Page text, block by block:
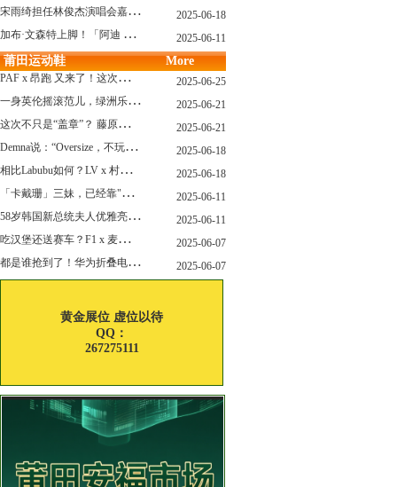
宋
雨绮担任林俊杰演唱会嘉宾上热搜，竟然穿了一双十几年前的adidas联名？ 2025-06-18
加
布·文森特上脚！「阿迪 x Fog」新联名又曝光了，确认发售！ 2025-06-11
莆田运动鞋 More
P
AF x 昂跑 又来了！这次的新鞋还有“机器人”？ 2025-06-25
一
身英伦摇滚范儿，绿洲乐队 x adidas 联名上线 2025-06-21
这
次不只是“盖章”？ 藤原浩改造匡威 “开口笑” 2025-06-21
D
emna说：“Oversize，不玩了”，Gucci的新变化，会从这里开始吗？ 2025-06-18
相
比Labubu如何？LV x 村上隆联名玩偶售价就要12万！ 2025-06-18
「
卡戴珊」三妹，已经靠"擦边"副业赚了6亿刀身家~ 2025-06-11
5
8岁韩国新总统夫人优雅亮相，白富美嫁穷小子34年，堪称最强贤内助！ 2025-06-11
吃
汉堡还送赛车？F1 x 麦当劳联名上线了！ 2025-06-07
都
是谁抢到了！华为折叠电脑正式开售！ 2025-06-07
黄金展位 虚位以待
QQ：
267275111